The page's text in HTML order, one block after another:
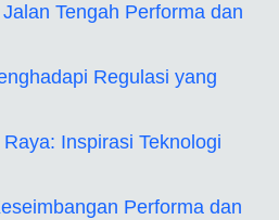
Tengah Performa dan
Regulasi yang
Inspirasi Teknologi
Performa dan